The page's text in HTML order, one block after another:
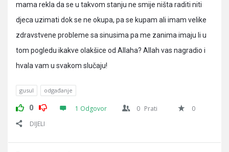
mama rekla da se u takvom stanju ne smije ništa raditi niti
djeca uzimati dok se ne okupa, pa se kupam ali imam velike
zdravstvene probleme sa sinusima pa me zanima imaju li u
tom pogledu ikakve olakšice od Allaha? Allah vas nagradio i
hvala vam u svakom slučaju!
gusul odgađanje
0 1 Odgovor 0 Prati
0
DIJELI